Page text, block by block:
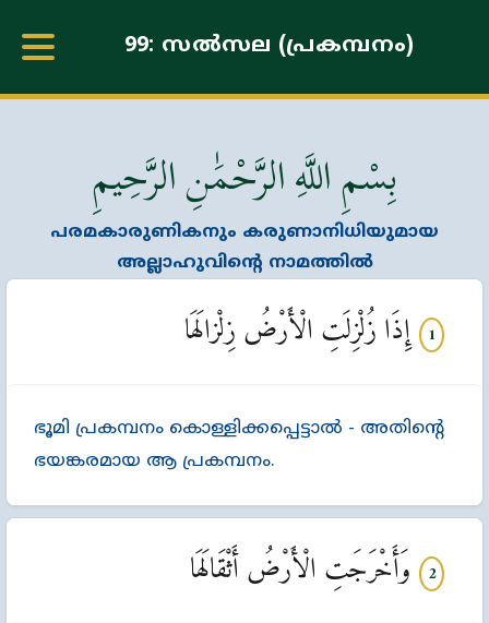
99: സല്‍സല (പ്രകമ്പനം)
بِسْمِ اللَّهِ الرَّحْمَٰنِ الرَّحِيمِ
പരമകാരുണികനും കരുണാനിധിയുമായ
അല്ലാഹുവിന്‍റെ നാമത്തില്‍
ഭൂമി പ്രകമ്പനം കൊള്ളിക്കപ്പെട്ടാല്‍ - അതിന്‍റെ
ഭയങ്കരമായ ആ പ്രകമ്പനം.
1 إِذَا زُلْزِلَتِ الْأَرْضُ زِلْزالَهَا
2 وَأَخْرَجَتِ الْأَرْضُ أَثْقَالَهَا